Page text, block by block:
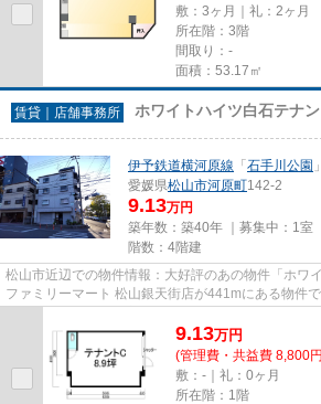
敷：3ヶ月｜礼：2ヶ月
所在階：3階
間取り：-
面積：53.17㎡
賃貸｜店舗事務所 ホワイトハイツ白石テナン
伊予鉄道横河原線 「 石手川公園
愛媛県松山市河原町142-2
9.13万円
築年数：築40年 ｜募集中： 1室
階数：4階建
松山市近辺での物件情報：大好評のあの物件「ホワ
ファミリーマート 松山銀天街店が441mにある物件
9.13万円
(管理費・共益費 8,800
敷：-｜礼：0ヶ月
所在階：1階